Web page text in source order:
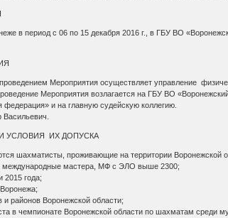
в период с 06 по 15 декабря 2016 г., в ГБУ ВО
Мероприятия осуществляет управление
Мероприятия возлагается на ГБУ ВО
и на главную судейскую коллегию.
И УСЛОВИЯ ИХ ДОПУСКА
шахматисты, проживающие на территории Воронежской
международные мастера, МФ с ЭЛО выше 2300;
2015 года;
районов Воронежской области;
в чемпионате Воронежской области по шахматам среди